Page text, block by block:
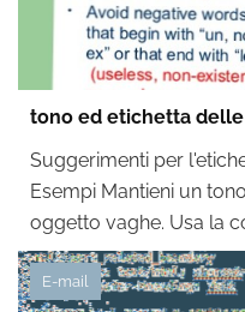
tono ed etichetta
Suggerimenti per
Esempi Mantieni un
oggetto vaghe. Usa la
E-mail